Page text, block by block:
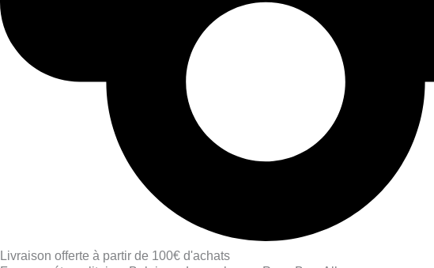
Livraison offerte à partir de 100€ d'achats